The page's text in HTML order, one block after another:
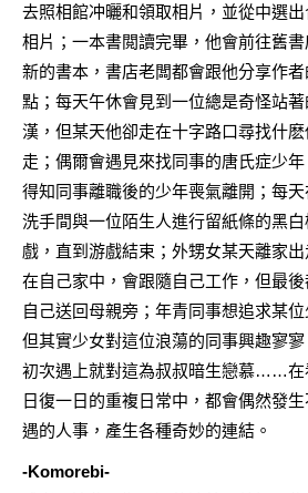
去照相館冲曬和領取相片，並從中選出
相片；一本書閲讀完畢，他會前往舊書
新的書本，書店老闆都會跟他分享作
點；每天午休會見到一位總是奇怪站著
漢，但某天他卻走在十字路口尋找什
走；偶爾會遇見來找同事的唐氏症少年
得知同事離職後的少年喪氣離開；每天
洗手間與一位陌生人進行留紙條的黑
戲，直到游戲結束；外甥女某天離家
在自己家中，會跟隨自己工作，但最
自己送回母親旁；年青同事想追求某位
但其實少女對這位浪蕩的同事興趣寥
初次遇上就對這為叔叔暗生戀慕……在
日復一日的重複日常中，都會偶然發
遇的人事，產生各種奇妙的連結。
-Komorebi-